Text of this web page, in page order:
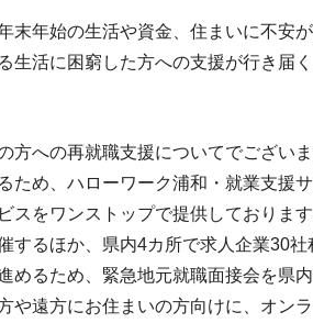
末年始の生活や資金、住まいに不安
生活に困窮した方への支援が行き届
方への再就職支援についてでございま
ため、ハローワーク浦和・就業支援
をワンストップで提供しております
するほか、県内4カ所で求人企業30
めるため、緊急地元就職面接会を県
や遠方にお住まいの方向けに、オン